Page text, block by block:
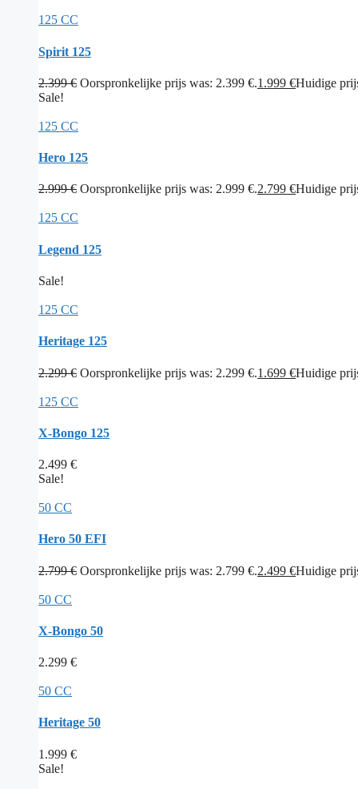
125 CC
Spirit 125
2.399€ Oorspronkelijke prijs was: 2.399 €.1.999 €Huidige
Sale!
125 CC
Hero 125
2.999€ Oorspronkelijke prijs was: 2.999 €.2.799 €Huidige
125 CC
Legend 125
Sale!
125 CC
Heritage 125
2.299€ Oorspronkelijke prijs was: 2.299 €.1.699 €Huidige
125 CC
X-Bongo 125
2.499 €
Sale!
50 CC
Hero 50 EFI
2.799€ Oorspronkelijke prijs was: 2.799 €.2.499 €Huidige
50 CC
X-Bongo 50
2.299 €
50 CC
Heritage 50
1.999 €
Sale!